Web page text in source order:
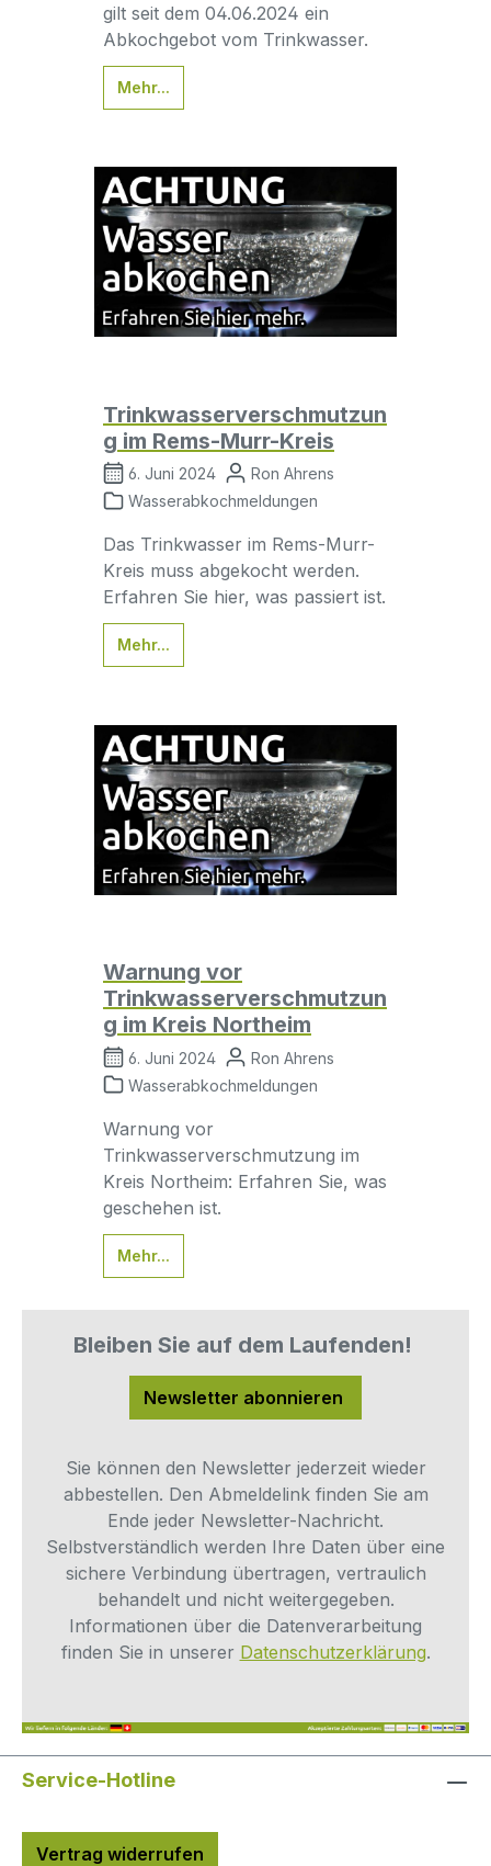
gilt seit dem 04.06.2024 ein
Abkochgebot vom Trinkwasser.
Mehr...
Trinkwasserverschmutzun
g im Rems-Murr-Kreis
6. Juni 2024
Ron Ahrens
Wasserabkochmeldungen
Das Trinkwasser im Rems-Murr-
Kreis muss abgekocht werden.
Erfahren Sie hier, was passiert ist.
Mehr...
Warnung vor
Trinkwasserverschmutzun
g im Kreis Northeim
6. Juni 2024
Ron Ahrens
Wasserabkochmeldungen
Warnung vor
Trinkwasserverschmutzung im
Kreis Northeim: Erfahren Sie, was
geschehen ist.
Mehr...
Bleiben Sie auf dem Laufenden!
Newsletter abonnieren
Sie können den Newsletter jederzeit wieder
abbestellen. Den Abmeldelink finden Sie am
Ende jeder Newsletter-Nachricht.
Selbstverständlich werden Ihre Daten über eine
sichere Verbindung übertragen, vertraulich
behandelt und nicht weitergegeben.
Informationen über die Datenverarbeitung
finden Sie in unserer Datenschutzerklärung.
Service-Hotline
Vertrag widerrufen